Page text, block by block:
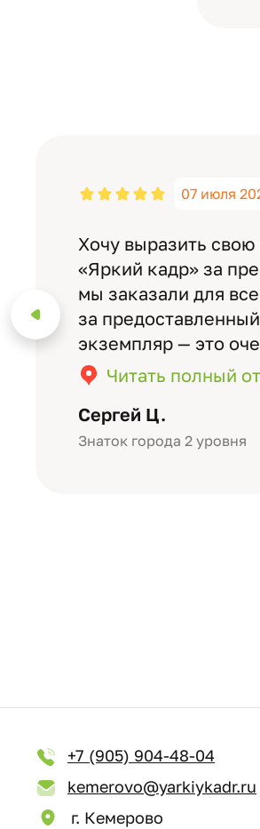
Сергей Ц.
Знаток города 2 уровня
07 июля
Хочу выразить
«Яркий кадр» за
мы заказали для
за
экземпляр — это
значимость
уровне: плотная
Читать полный
+7 (905) 904-48-04
kemerovo@yarkiykadr.ru
г. Кемерово